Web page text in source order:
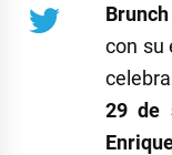
con su
29 de